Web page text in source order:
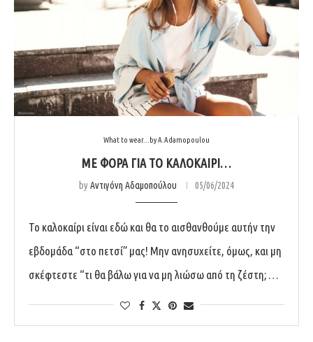
What to wear...by A.Adamopoulou
ΜΕ ΦΟΡΑ ΓΙΑ ΤΟ ΚΑΛΟΚΑΙΡΙ…
byΑντιγόνη Αδαμοπούλου 05/06/2024
Το καλοκαίρι είναι εδώ και θα το αισθανθούμε αυτήν την
εβδομάδα “στο πετσί” μας! Μην ανησυχείτε, όμως, και μη
σκέφτεστε “τι θα βάλω για να μη λιώσω από τη ζέστη; …